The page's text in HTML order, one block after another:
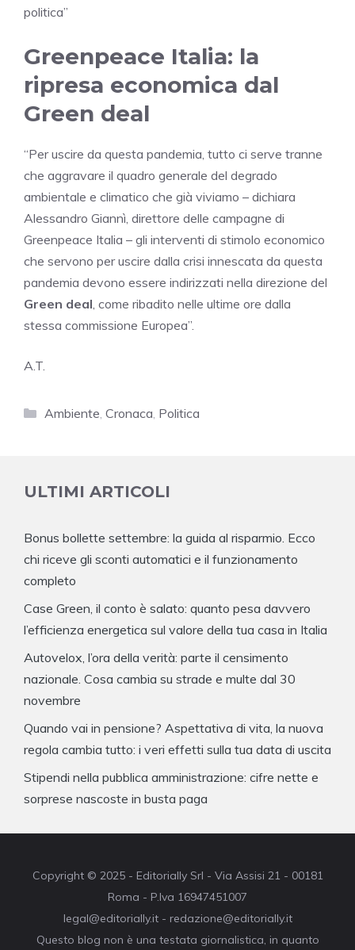
politica”
Greenpeace Italia: la
ripresa economica dal
Green deal
“Per uscire da questa pandemia, tutto ci serve tranne
che aggravare il quadro generale del degrado
ambientale e climatico che già viviamo – dichiara
Alessandro Giannì, direttore delle campagne di
Greenpeace Italia – gli interventi di stimolo economico
che servono per uscire dalla crisi innescata da questa
pandemia devono essere indirizzati nella direzione del
Green deal, come ribadito nelle ultime ore dalla
stessa commissione Europea”.
A.T.
Categorie
Ambiente, Cronaca, Politica
ULTIMI ARTICOLI
Bonus bollette settembre: la guida al risparmio. Ecco
chi riceve gli sconti automatici e il funzionamento
completo
Case Green, il conto è salato: quanto pesa davvero
l’efficienza energetica sul valore della tua casa in Italia
Autovelox, l’ora della verità: parte il censimento
nazionale. Cosa cambia su strade e multe dal 30
novembre
Quando vai in pensione? Aspettativa di vita, la nuova
regola cambia tutto: i veri effetti sulla tua data di uscita
Stipendi nella pubblica amministrazione: cifre nette e
sorprese nascoste in busta paga
Copyright © 2025 - Editorially Srl - Via Assisi 21 - 00181
Roma - P.Iva 16947451007
legal@editorially.it - redazione@editorially.it
Questo blog non è una testata giornalistica, in quanto